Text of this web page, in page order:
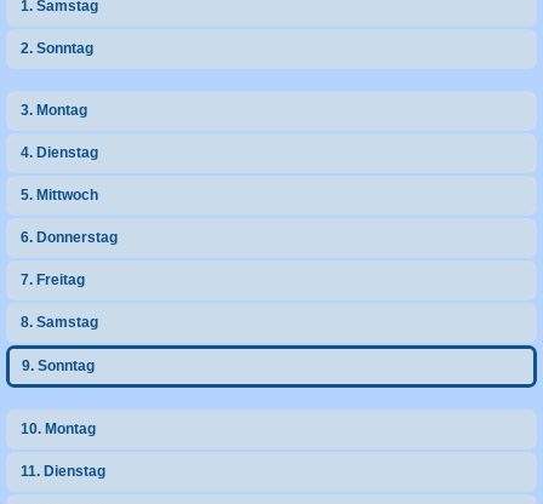
1. Samstag
2. Sonntag
3. Montag
4. Dienstag
5. Mittwoch
6. Donnerstag
7. Freitag
8. Samstag
9. Sonntag
10. Montag
11. Dienstag